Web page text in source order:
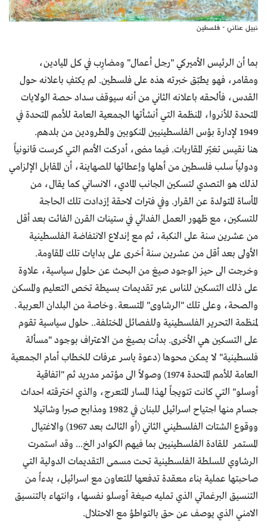
نبيل عناني - فلسطين
بما أن الرئيس الأميركي "رجل أعمال" ومضارِب في كل الميادين،
ومقامر، فهو يطبّق خبرته هذه على فلسطين. لم يكتفِ باعلانه حول
القدس، فألحقه باعلانه الثاني من أنه سيوقف سداد حصة الولايات
المتحدة للأنروا، المنظمة التي أنشأتها الجمعية العامة للأمم المتحدة في
1949 لإدارة بؤس الفلسطينيين المنكوبين والمطرودين من بلدهم.
هنا نقيس تغيّر المقاربات. فيما مضى، أدركت الأمم التي كرست قانونياً
ودولياً سلب فلسطين من أهلها وإعطائها للصهاينة، أن المقابل الإلزامي
لذلك هو التصدي لتسكين الجانب المادي، الانساني كما يقال، من
المأساة المتولدة عن القرار. وفي فترات لاحقة إزدادت تلك الحاجة
للتسكين، مع ظهور العمل الفدائي في ستينات القرن الفائت بعد أقل
من عشرين سنة على النكبة، ثم مع إندلاع الانتفاضة الفلسطينية
الأولى بعد أقل من عشرين سنة أخرى على بدايات تلك المقاومة.
وخرجت الى حيز الوجود صيغ من البحث عن حلول سياسية، علاوة
على ذلك التسكين للناس عبر تقديمات بسيطة تخص التعليم والمسكن
والصحة، وعلى تلك "الرشاوى" المتسعة ــ وخاصة من البلدان العربية ــ
لمنظمة التحرير الفلسطينية وللفصائل المختلفة.. حلول سياسية تقوم
على التسكين هي الأخرى. بدأت بصيغ من الاعتراف بوجود "مسألة
فلسطينية" لا يمكن محوها (دعوة ياسر عرفات للخطاب أمام الجمعية
العامة للأمم المتحدة 1974) وصولاً الى مؤتمر مدريد ثم "اتفاقية
أوسلو" التي كانت تتويجاً لهذا المسار المتعرج، والذي اخترقته احداث
جسام منها اجتياح اسرائيل للبنان في 1982 ومذابح صبرا وشاتيلا
ووقوع الشتات الفلسطيني الثاني (أو الثالث بعد 1967) والاغتيال
المستمر للقادة الفلسطينيين بما فيهم الكوادر الخ... وقد استمرت
الرشاوي للسلطة الفلسطينية تحت مسمى التقديمات الدولية التي
صاحبتها عملية بناء معقدة تدفعها للتعاون مع اسرائيل، بدءاً من
التنسيق البرغماتي الذي تمليه صيغة أوسلو نفسها، وانتهاء بالتنسيق
الامني الذي يوصف عن حق بالتواطؤ مع الاحتلال.